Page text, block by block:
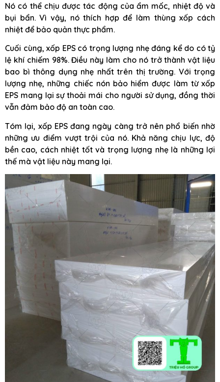
Nó có thể chịu được tác động của ẩm mốc, nhiệt độ và
bụi bẩn. Vì vậy, nó thích hợp để làm thùng xốp cách
nhiệt để bảo quản thực phẩm.
Cuối cùng, xốp EPS có trọng lượng nhẹ đáng kể do có tỷ
lệ khí chiếm 98%. Điều này làm cho nó trở thành vật liệu
bao bì thông dụng nhẹ nhất trên thị trường. Với trọng
lượng nhẹ, những chiếc nón bảo hiểm được làm từ xốp
EPS mang lại sự thoải mái cho người sử dụng, đồng thời
vẫn đảm bảo độ an toàn cao.
Tóm lại, xốp EPS đang ngày càng trở nên phổ biến nhờ
những ưu điểm vượt trội của nó. Khả năng chịu lực, độ
bền cao, cách nhiệt tốt và trọng lượng nhẹ là những lợi
thế mà vật liệu này mang lại.